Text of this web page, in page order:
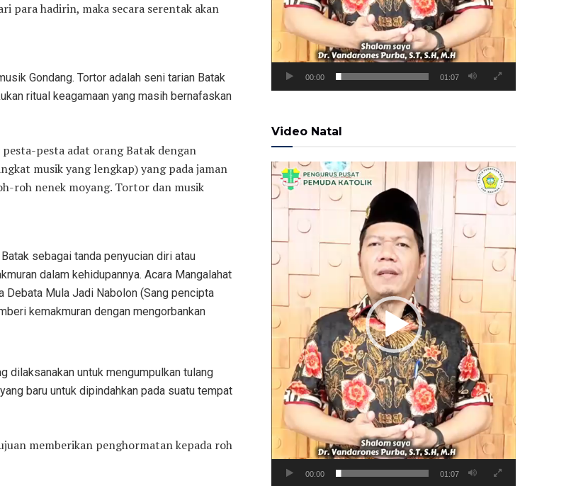
para hadirin, maka secara serentak akan
Gondang. Tortor adalah seni tarian Batak
ritual keagamaan yang masih bernafaskan
pesta adat orang Batak dengan
musik yang lengkap) yang pada jaman
roh nenek moyang. Tortor dan musik
sebagai tanda penyucian diri atau
dalam kehidupannya. Acara Mangalahat
Debata Mula Jadi Nabolon (Sang pencipta
kemakmuran dengan mengorbankan
dilaksanakan untuk mengumpulkan tulang
baru untuk dipindahkan pada suatu tempat
memberikan penghormatan kepada roh
00:00 01:07
Video Natal
Pemutar
Video
00:00 01:07